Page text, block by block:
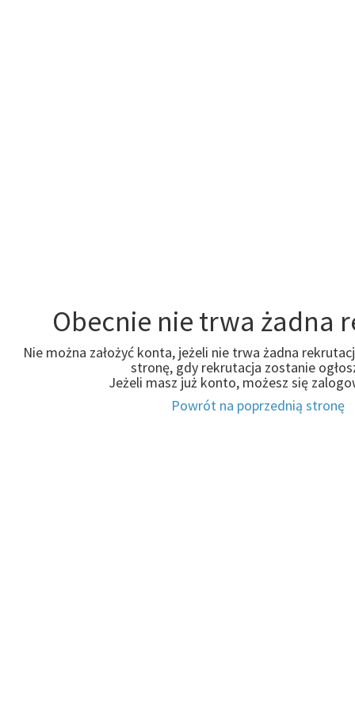
Obecnie nie trwa żadna
Nie można założyć konta, jeżeli nie trwa żadna
stronę, gdy rekrutacja zostanie
Jeżeli masz już konto, możesz się
Powrót na poprzednią stronę